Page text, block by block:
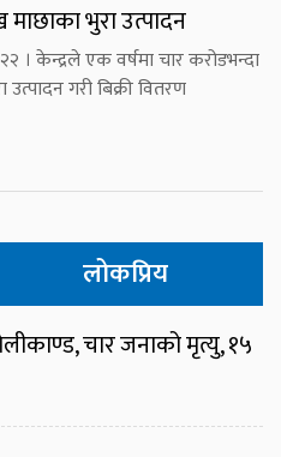
भुरा उत्पादन
। केन्द्रले एक वर्षमा चार करोडभन्दा
उत्पादन गरी बिक्री वितरण
लोकप्रिय
चार जनाको मृत्यु, १५